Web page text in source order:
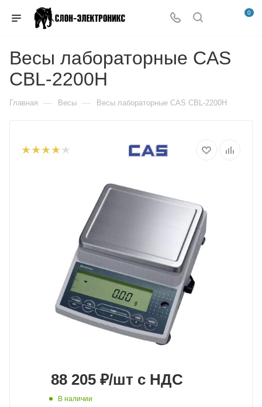
0
Весы лабораторные CAS
CBL-2200H
Главная — Весы — Весы лабораторные CAS CBL-2200H
88 205 ₽/шт с НДС
В наличии